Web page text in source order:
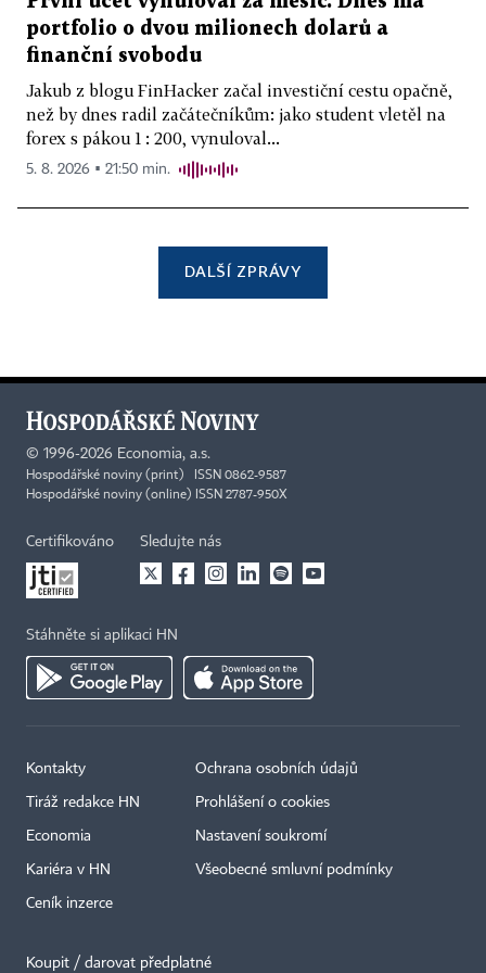
portfolio o dvou milionech dolarů a
finanční svobodu
Jakub z blogu FinHacker začal investiční cestu opačně,
než by dnes radil začátečníkům: jako student vletěl na
forex s pákou 1 : 200, vynuloval...
5. 8. 2026 ▪ 21:50 min.
DALŠÍ ZPRÁVY
© 1996-2026 Economia, a.s.
Hospodářské noviny (print) ISSN 0862-9587
Hospodářské noviny (online) ISSN 2787-950X
Certifikováno Sledujte nás
Stáhněte si aplikaci HN
Kontakty
Tiráž redakce HN
Economia
Kariéra v HN
Ceník inzerce
Ochrana osobních údajů
Prohlášení o cookies
Nastavení soukromí
Všeobecné smluvní podmínky
Koupit / darovat předplatné